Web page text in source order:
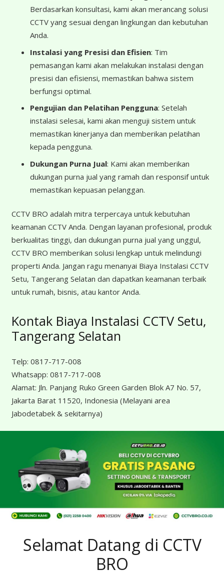
Berdasarkan konsultasi, kami akan merancang solusi
CCTV yang sesuai dengan lingkungan dan kebutuhan
Anda.
Instalasi yang Presisi dan Efisien: Tim
pemasangan kami akan melakukan instalasi dengan
presisi dan efisiensi, memastikan bahwa sistem
berfungsi optimal.
Pengujian dan Pelatihan Pengguna: Setelah
instalasi selesai, kami akan menguji sistem untuk
memastikan kinerjanya dan memberikan pelatihan
kepada pengguna.
Dukungan Purna Jual: Kami akan memberikan
dukungan purna jual yang ramah dan responsif untuk
memastikan kepuasan pelanggan.
CCTV BRO adalah mitra terpercaya untuk kebutuhan
keamanan CCTV Anda. Dengan layanan profesional, produk
berkualitas tinggi, dan dukungan purna jual yang unggul,
CCTV BRO memberikan solusi lengkap untuk melindungi
properti Anda. Jangan ragu menanyai Biaya Instalasi CCTV
Setu, Tangerang Selatan dan dapatkan keamanan terbaik
untuk rumah, bisnis, atau kantor Anda.
Kontak Biaya Instalasi CCTV Setu,
Tangerang Selatan
Telp: 0817-717-008
Whatsapp: 0817-717-008
Alamat: Jln. Panjang Ruko Green Garden Blok A7 No. 57,
Jakarta Barat 11520, Indonesia (Melayani area
Jabodetabek & sekitarnya)
Selamat Datang di CCTV
BRO